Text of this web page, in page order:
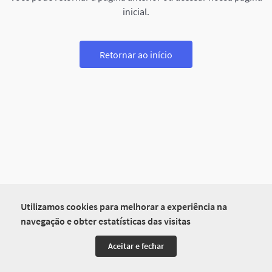
Utilizamos cookies para melhorar a experiência na
navegação e obter estatísticas das visitas
Aceitar e fechar
inicial.
Retornar ao início